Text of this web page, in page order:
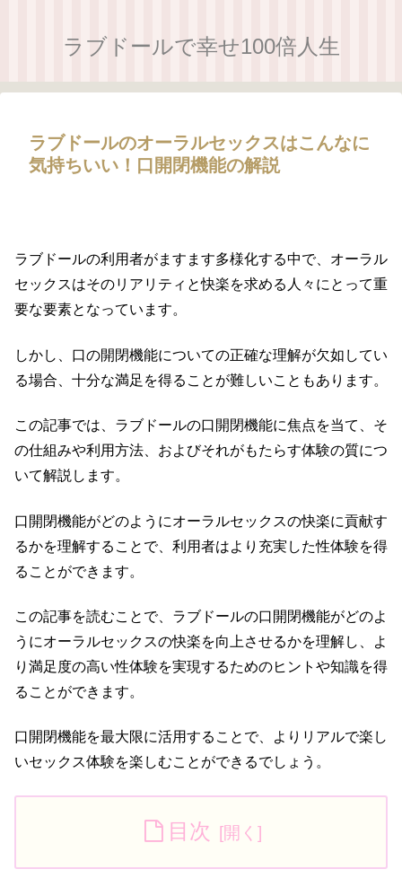
ラブドールで幸せ100倍人生
ラブドールのオーラルセックスはこんなに
気持ちいい！口開閉機能の解説
ラブドールの利用者がますます多様化する中で、オーラル
セックスはそのリアリティと快楽を求める人々にとって重
要な要素となっています。
しかし、口の開閉機能についての正確な理解が欠如してい
る場合、十分な満足を得ることが難しいこともあります。
この記事では、ラブドールの口開閉機能に焦点を当て、そ
の仕組みや利用方法、およびそれがもたらす体験の質につ
いて解説します。
口開閉機能がどのようにオーラルセックスの快楽に貢献す
るかを理解することで、利用者はより充実した性体験を得
ることができます。
この記事を読むことで、ラブドールの口開閉機能がどのよ
うにオーラルセックスの快楽を向上させるかを理解し、よ
り満足度の高い性体験を実現するためのヒントや知識を得
ることができます。
口開閉機能を最大限に活用することで、よりリアルで楽し
いセックス体験を楽しむことができるでしょう。
目次